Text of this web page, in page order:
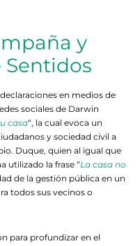
y
en medios de
sociales de Darwin
casa“, la cual evoca un
y sociedad civil a
Duque, quien al igual que
utilizado la frase “La casa no
de la gestión pública en un
todos sus vecinos o
para profundizar en el